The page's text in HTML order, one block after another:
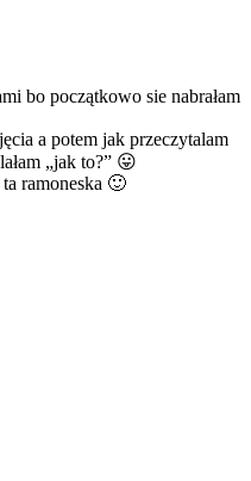
bo początkowo sie nabrałam
a potem jak przeczytalam
„jak to?” 😛
ramoneska 🙂